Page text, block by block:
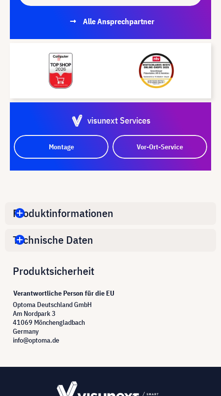
Alle Ansprechpartner
visunext Services
Montage Vor-Ort-Service
Produktinformationen
Technische Daten
Produktsicherheit
Verantwortliche Person für die EU
Optoma Deutschland GmbH
Am Nordpark 3
41069 Mönchengladbach
Germany
info@optoma.de